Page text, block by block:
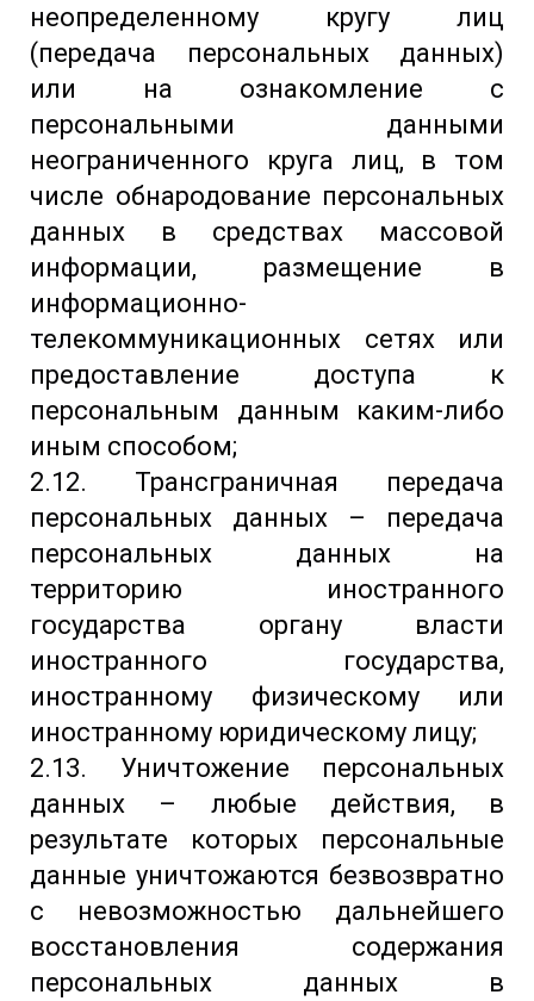
неопределенному кругу лиц
(передача персональных данных)
или на ознакомление с
персональными данными
неограниченного круга лиц, в том
числе обнародование персональных
данных в средствах массовой
информации, размещение в
информационно-
телекоммуникационных сетях или
предоставление доступа к
персональным данным каким-либо
иным способом;
2.12. Трансграничная передача
персональных данных – передача
персональных данных на
территорию иностранного
государства органу власти
иностранного государства,
иностранному физическому или
иностранному юридическому лицу;
2.13. Уничтожение персональных
данных – любые действия, в
результате которых персональные
данные уничтожаются безвозвратно
с невозможностью дальнейшего
восстановления содержания
персональных данных в